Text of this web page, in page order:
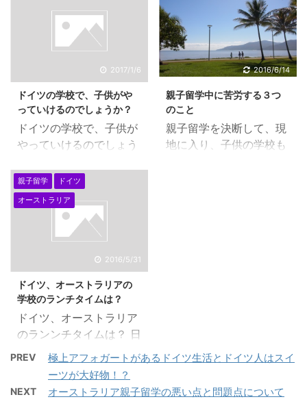
ダ、オーストラリア、ニ
ュージーランド、イギリ
スでしょうか。しかし、
英語圏というのは、すべ
て、物価が高い国になり
ます。また、滞在費や学
費も高いのがあたりまえ
です。もし、英語圏にこ
だわらないのならば、も
っと世界が広がるかもし
れません。また、お得な
こともたくさんあると思
います。英語圏にこだわ
らないと、どのようなお
得なことがあるのか、み
eigoken １．英語圏に
こだわらないと生活費が
安い 英語圏にこだわら
...
ある現実に、実はびっく
りしています。 前か
ら、ドイツの医学部への
道はアリだ・・とは思っ
れは、何度も繰り返し
て、夜間のギムナジウム
から・・ そのように行け
るのでは・・とは思って
2017/1/6
ドイツの学校で、子供がや
っていけるのでしょうか？
ドイツの学校で、子供が
やっていけるのでしょう
多い こちらの質問は、非
常に多く、ほとんどのお
母さんがご質問されま
す。ハッキリ回答してし
まうと、 ” 子供は、毎
日学校に通学しますの
で、時間と共に慣れて、
授業にもついていけるよ
うになります。子供の学
校の内容についていけな
くなるのは、お母さんの
方です。 ” 本当にそう
なのです。私も実際、息
子の勉強しているドイツ
2016/6/14
親子留学中に苦労する３つ
のこと
親子留学を決断して、現
地に入り、子供の学校も
住するかの決断の段階を
す。 oyakoryugaku-
親子留学
ドイツ
オーストラリア
2016/5/31
ドイツ、オーストラリアの
学校のランチタイムは？
ドイツ、オーストラリア
のランンチタイムは？ 日
本の公立小学校は給食制
度が普通ですね。世界の
小学校ではどんな ランチ
タイムを過ごしているの
PREV
極上アフォガートがあるドイツ生活とドイツ人はスイ
ーツが大好物！？
NEXT オーストラリア親子留学の悪い点と問題点について